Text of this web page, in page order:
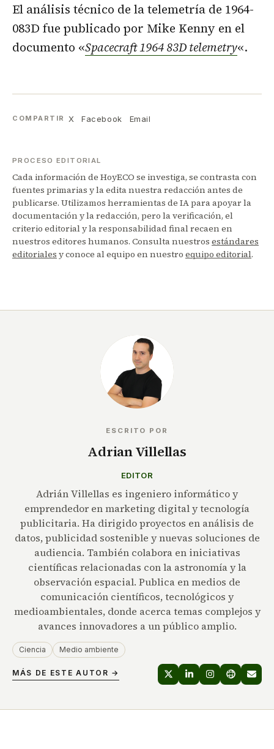
El análisis técnico de la telemetría de 1964-
083D fue publicado por Mike Kenny en el
documento «Spacecraft 1964 83D telemetry«.
COMPARTIR X Facebook Email
PROCESO EDITORIAL
Cada información de HoyECO se investiga, se contrasta con
fuentes primarias y la edita nuestra redacción antes de
publicarse. Utilizamos herramientas de IA para apoyar la
documentación y la redacción, pero la verificación, el
criterio editorial y la responsabilidad final recaen en
nuestros editores humanos. Consulta nuestros estándares
editoriales y conoce al equipo en nuestro equipo editorial.
ESCRITO POR
Adrian Villellas
EDITOR
Adrián Villellas es ingeniero informático y
emprendedor en marketing digital y tecnología
publicitaria. Ha dirigido proyectos en análisis de
datos, publicidad sostenible y nuevas soluciones de
audiencia. También colabora en iniciativas
científicas relacionadas con la astronomía y la
observación espacial. Publica en medios de
comunicación científicos, tecnológicos y
medioambientales, donde acerca temas complejos y
avances innovadores a un público amplio.
Ciencia Medio ambiente
MÁS DE ESTE AUTOR →